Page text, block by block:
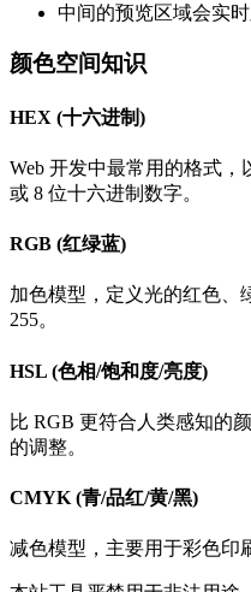
中间的预览区域会实
颜色空间知识
HEX (十六进制)
Web 开发中最常用的格式，
或 8 位十六进制数字。
RGB (红绿蓝)
加色模型，定义光的红色、
255。
HSL (色相/饱和度/亮度)
比 RGB 更符合人类感知的
的调整。
CMYK (青/品红/黄/黑)
减色模型，主要用于彩色印